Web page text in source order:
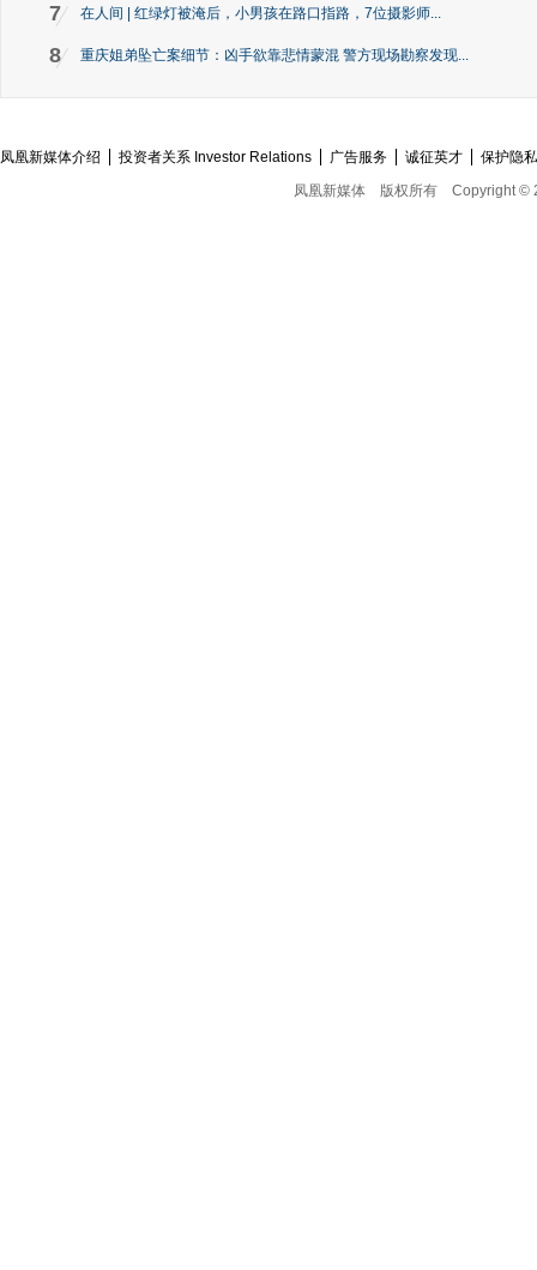
7 在人间 | 红绿灯被淹后，小男孩在路口指路，7位摄影师...
8 重庆姐弟坠亡案细节：凶手欲靠悲情蒙混 警方现场勘察发现...
凤凰新媒体介绍 投资者关系 Investor Relations 广告服务 诚征英才
保护隐
凤凰新媒体
版权所有 Copyright ©